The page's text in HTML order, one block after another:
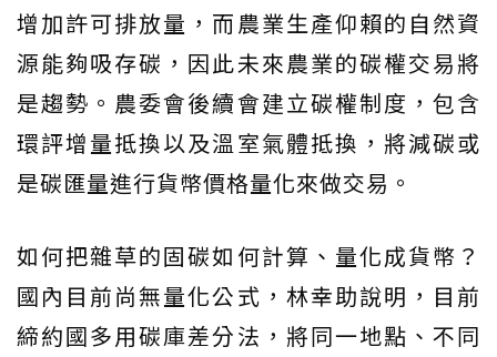
增加許可排放量，而農業生產仰賴的自然資
源能夠吸存碳，因此未來農業的碳權交易將
是趨勢。農委會後續會建立碳權制度，包含
環評增量抵換以及溫室氣體抵換，將減碳或
是碳匯量進行貨幣價格量化來做交易。
如何把雜草的固碳如何計算、量化成貨幣？
國內目前尚無量化公式，林幸助說明，目前
締約國多用碳庫差分法，將同一地點、不同